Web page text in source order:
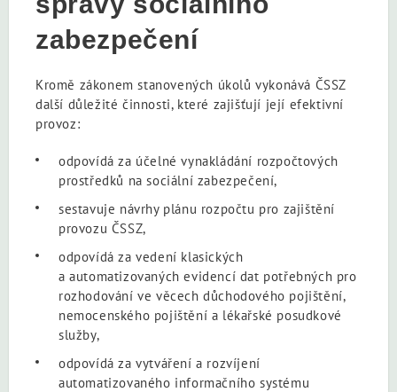
zabezpečení
Kromě zákonem stanovených úkolů vykonává ČSSZ
další důležité činnosti, které zajišťují její efektivní
provoz:
odpovídá za účelné vynakládání rozpočtových
prostředků na sociální zabezpečení,
sestavuje návrhy plánu rozpočtu pro zajištění
provozu ČSSZ,
odpovídá za vedení klasických
a automatizovaných evidencí dat potřebných pro
rozhodování ve věcech důchodového pojištění,
nemocenského pojištění a lékařské posudkové
služby,
odpovídá za vytváření a rozvíjení
automatizovaného informačního systému